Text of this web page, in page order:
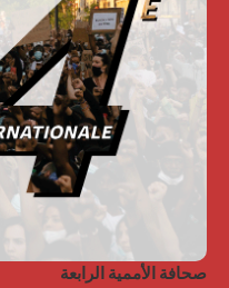
صحافة الأممية الرابعة